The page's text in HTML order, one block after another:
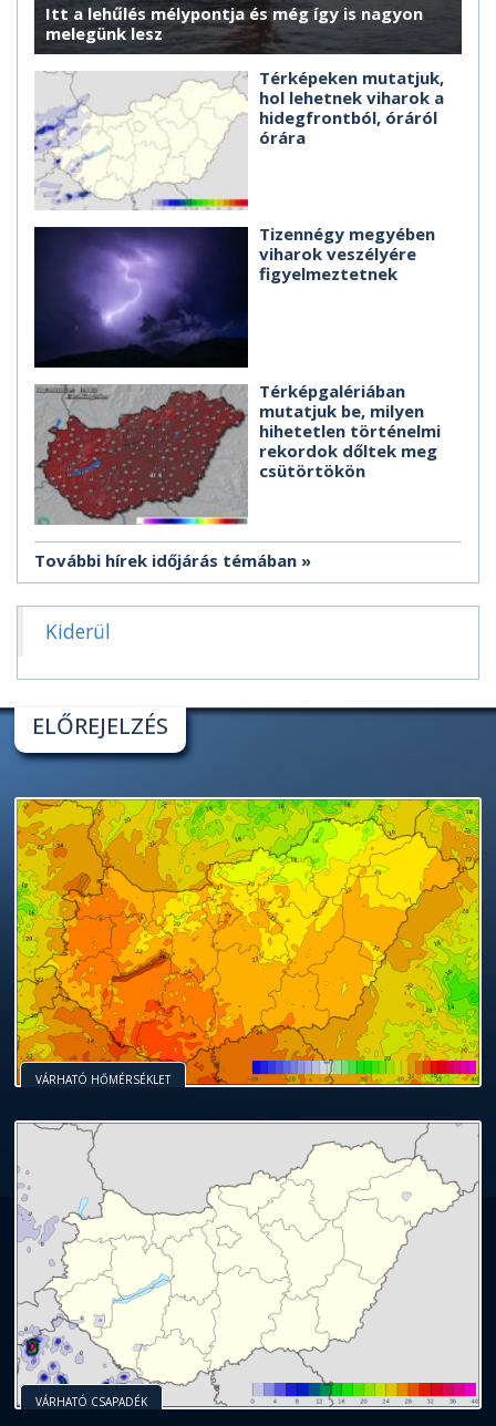
Itt a lehűlés mélypontja és még így is nagyon
melegünk lesz
Térképeken mutatjuk,
hol lehetnek viharok a
hidegfrontból, óráról
órára
Tizennégy megyében
viharok veszélyére
figyelmeztetnek
Térképgalériában
mutatjuk be, milyen
hihetetlen történelmi
rekordok dőltek meg
csütörtökön
További hírek időjárás témában
Kiderül
ELŐREJELZÉS
VÁRHATÓ HŐMÉRSÉKLET
VÁRHATÓ CSAPADÉK